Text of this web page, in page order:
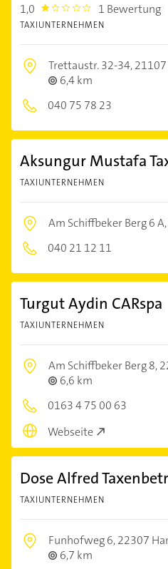
1,0 1.0 1 Bewertung
TAXIUNTERNEHMEN
Trettaustr. 32-34,
6,4 km
040 75 78 23
Aksungur Mustafa
TAXIUNTERNEHMEN
Am Schiffbeker Berg 6 A,
040 21 12 11
Turgut Aydin CARspa
TAXIUNTERNEHMEN
Am Schiffbeker Berg 8,
6,6 km
0163 4 75 00 63
Webseite
Dose Alfred
TAXIUNTERNEHMEN
Funhofweg 6,22307
6,7 km